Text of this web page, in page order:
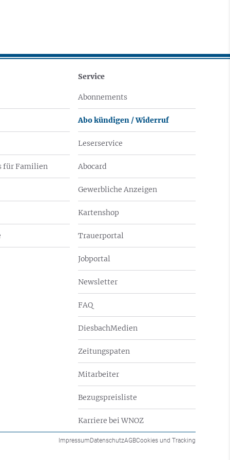
für Familien
Service
Abonnements
Abo kündigen / Widerruf
Leserservice
Abocard
Gewerbliche Anzeigen
Kartenshop
Trauerportal
Jobportal
Newsletter
FAQ
DiesbachMedien
Zeitungspaten
Mitarbeiter
Bezugspreisliste
Karriere bei WNOZ
ImpressumDatenschutzAGBCookies und Tracking